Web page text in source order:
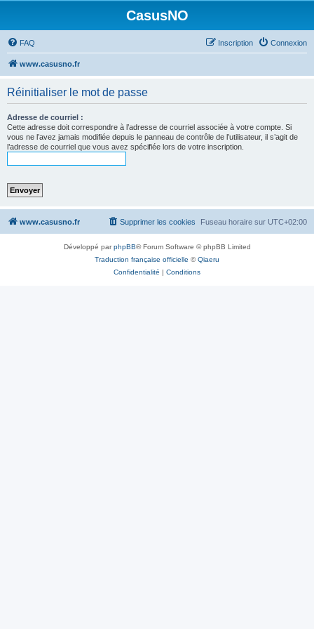
CasusNO
FAQ Connexion
Inscription
www.casusno.fr
Réinitialiser le mot de passe
Adresse de courriel :
Cette adresse doit correspondre à l’adresse de courriel associée à votre compte. Si
vous ne l’avez jamais modifiée depuis le panneau de contrôle de l’utilisateur, il s’agit de
l’adresse de courriel que vous avez spécifiée lors de votre inscription.
www.casusno.fr Fuseau horaire sur UTC+02:00
Supprimer les cookies
Développé parphpBB® Forum Software © phpBB Limited
Traduction française officielle ©Qiaeru
Confidentialité | Conditions